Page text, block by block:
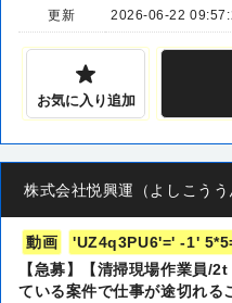
更新 2026-06-22
お気に入り追加
株式会社悦興運（よしこうう
動画
'UZ4q3PU6'=' -1'
【急募】【清掃現場作業員/
ている案件で仕事が途切れる